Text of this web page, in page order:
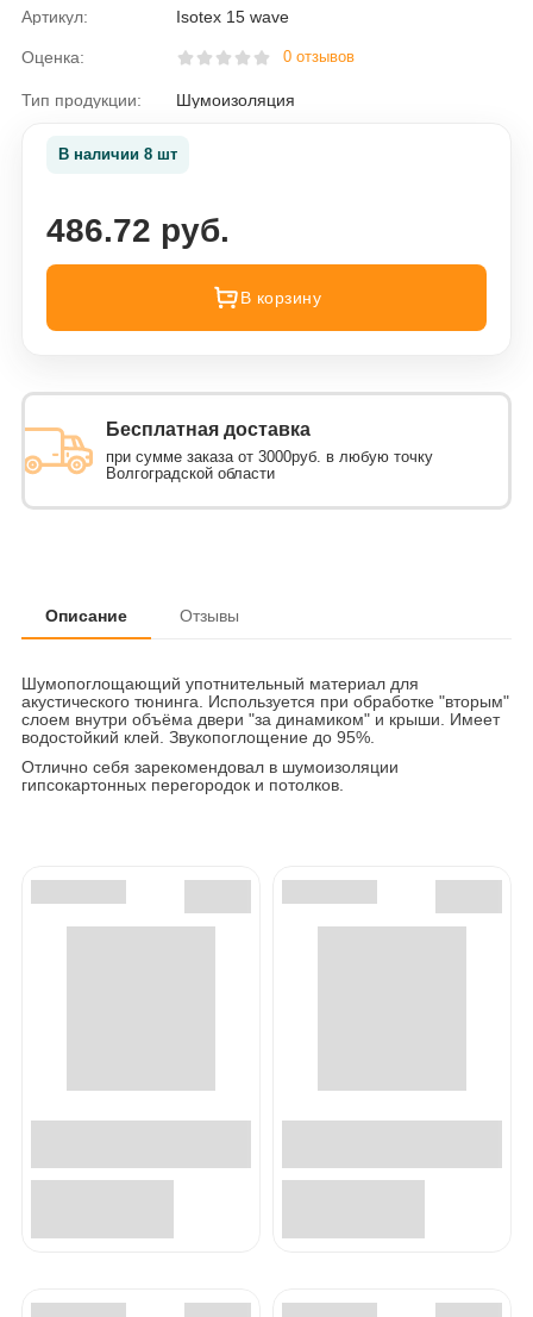
Артикул: Isotex 15 wave
Оценка: 0 отзывов
Тип продукции: Шумоизоляция
В наличии 8 шт
486.72 руб.
В корзину
Бесплатная доставка
при сумме заказа от 3000руб. в любую точку
Волгоградской области
Описание Отзывы
Шумопоглощающий употнительный материал для
акустического тюнинга. Используется при обработке "вторым"
слоем внутри объёма двери "за динамиком" и крыши. Имеет
водостойкий клей. Звукопоглощение до 95%.
Отлично себя зарекомендовал в шумоизоляции
гипсокартонных перегородок и потолков.